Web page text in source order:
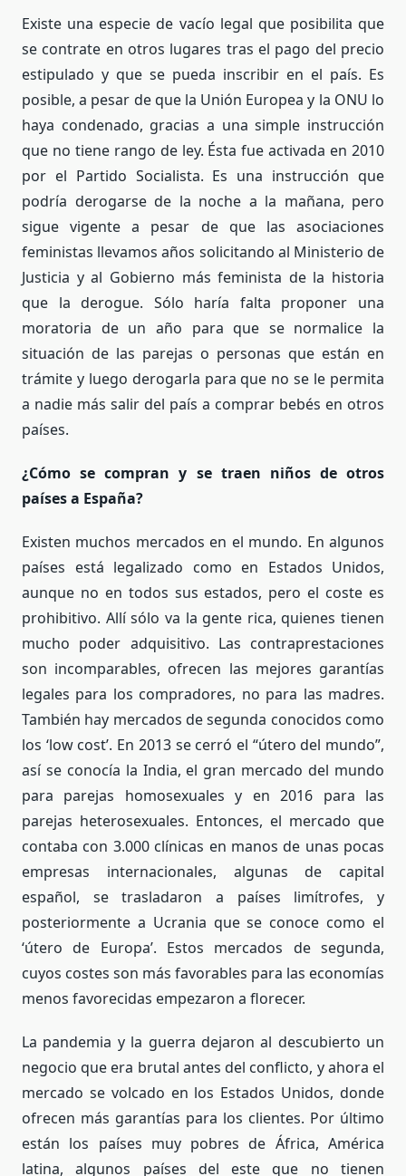
Existe una especie de vacío legal que posibilita que
se contrate en otros lugares tras el pago del precio
estipulado y que se pueda inscribir en el país. Es
posible, a pesar de que la Unión Europea y la ONU lo
haya condenado, gracias a una simple instrucción
que no tiene rango de ley. Ésta fue activada en 2010
por el Partido Socialista. Es una instrucción que
podría derogarse de la noche a la mañana, pero
sigue vigente a pesar de que las asociaciones
feministas llevamos años solicitando al Ministerio de
Justicia y al Gobierno más feminista de la historia
que la derogue. Sólo haría falta proponer una
moratoria de un año para que se normalice la
situación de las parejas o personas que están en
trámite y luego derogarla para que no se le permita
a nadie más salir del país a comprar bebés en otros
países.
¿Cómo se compran y se traen niños de otros
países a España?
Existen muchos mercados en el mundo. En algunos
países está legalizado como en Estados Unidos,
aunque no en todos sus estados, pero el coste es
prohibitivo. Allí sólo va la gente rica, quienes tienen
mucho poder adquisitivo. Las contraprestaciones
son incomparables, ofrecen las mejores garantías
legales para los compradores, no para las madres.
También hay mercados de segunda conocidos como
los ‘low cost’. En 2013 se cerró el “útero del mundo”,
así se conocía la India, el gran mercado del mundo
para parejas homosexuales y en 2016 para las
parejas heterosexuales. Entonces, el mercado que
contaba con 3.000 clínicas en manos de unas pocas
empresas internacionales, algunas de capital
español, se trasladaron a países limítrofes, y
posteriormente a Ucrania que se conoce como el
‘útero de Europa’. Estos mercados de segunda,
cuyos costes son más favorables para las economías
menos favorecidas empezaron a florecer.
La pandemia y la guerra dejaron al descubierto un
negocio que era brutal antes del conflicto, y ahora el
mercado se volcado en los Estados Unidos, donde
ofrecen más garantías para los clientes. Por último
están los países muy pobres de África, América
latina, algunos países del este que no tienen